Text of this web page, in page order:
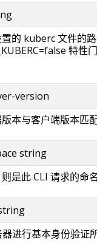
的 kuberc 文件的路
特性
version
本与客户端版本匹配
string
是此 CLI 请求的命
进行基本身份验证